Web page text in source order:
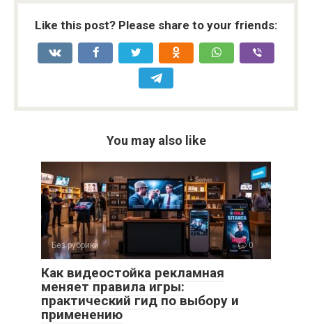
Like this post? Please share to your friends:
You may also like
Без рубрики 0
Как видеостойка рекламная
меняет правила игры:
практический гид по выбору и
применению